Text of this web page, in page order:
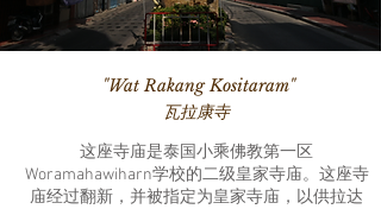
"Wat Rakang Kositaram"
瓦拉康寺
这座寺庙是泰国小乘佛教第一区
Woramahawiharn学校的二级皇家寺庙。这座寺
庙经过翻新，并被指定为皇家寺庙，以供拉达